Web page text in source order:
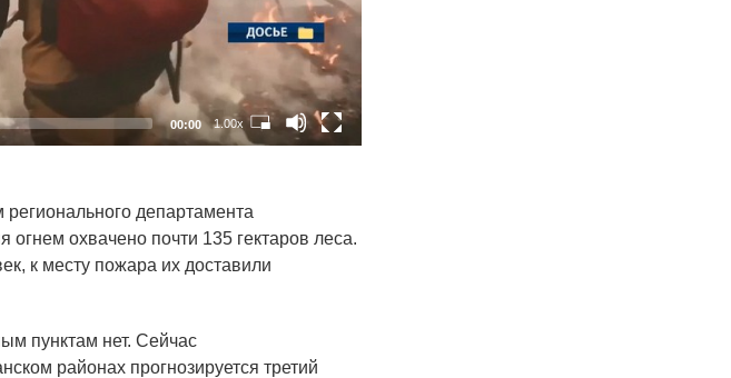
00:00 1.00x
департамента
огнем охвачено почти 135 гектаров леса.
к месту пожара их доставили
пунктам нет. Сейчас
районах прогнозируется третий